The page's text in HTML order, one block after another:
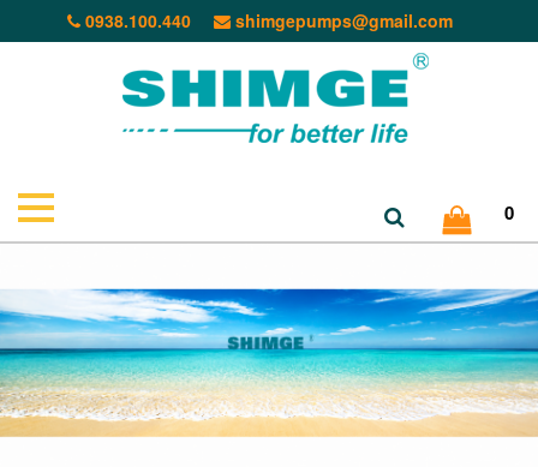
0938.100.440 shimgepumps@gmail.com
0